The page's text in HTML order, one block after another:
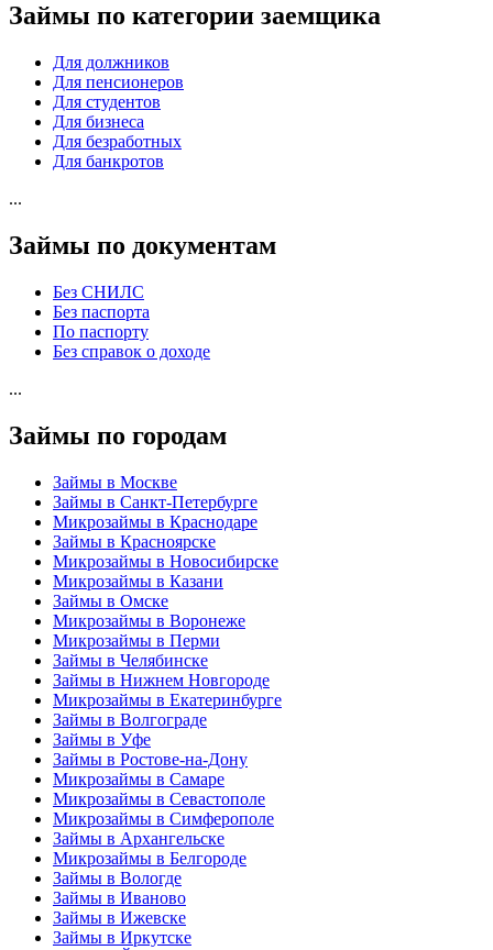
Займы по категории заемщика
Для должников
Для пенсионеров
Для студентов
Для бизнеса
Для безработных
Для банкротов
...
Займы по документам
Без СНИЛС
Без паспорта
По паспорту
Без справок о доходе
...
Займы по городам
Займы в Москве
Займы в Санкт-Петербурге
Микрозаймы в Краснодаре
Займы в Красноярске
Микрозаймы в Новосибирске
Микрозаймы в Казани
Займы в Омске
Микрозаймы в Воронеже
Микрозаймы в Перми
Займы в Челябинске
Займы в Нижнем Новгороде
Микрозаймы в Екатеринбурге
Займы в Волгограде
Займы в Уфе
Займы в Ростове-на-Дону
Микрозаймы в Самаре
Микрозаймы в Севастополе
Микрозаймы в Симферополе
Займы в Архангельске
Микрозаймы в Белгороде
Займы в Вологде
Займы в Иваново
Займы в Ижевске
Займы в Иркутске